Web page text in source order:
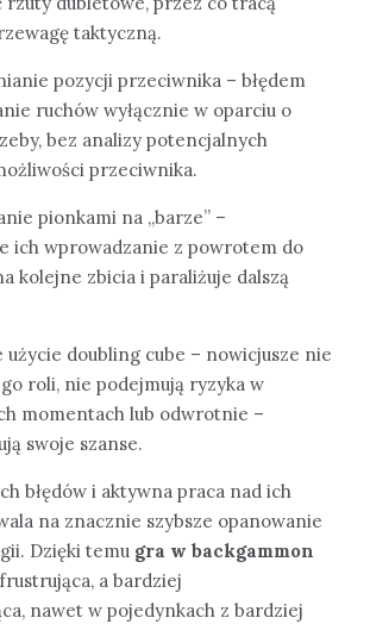
taktyczną.
pozycji przeciwnika – błędem
ruchów wyłącznie w oparciu o
bez analizy potencjalnych
przeciwnika.
pionkami na „barze” –
ich wprowadzanie z powrotem do
kolejne zbicia i paraliżuje dalszą
użycie doubling cube – nowicjusze nie
roli, nie podejmują ryzyka w
momentach lub odwrotnie –
swoje szanse.
błędów i aktywna praca nad ich
na znacznie szybsze opanowanie
Dzięki temu gra w backgammon
a bardziej
nawet w pojedynkach z bardziej